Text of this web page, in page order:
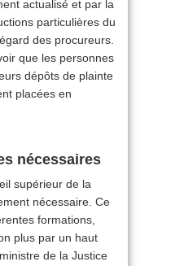
actualisé et par la
particulières du
des procureurs.
que les personnes
dépôts de plainte
placées en
nécessaires
supérieur de la
nécessaire. Ce
formations,
plus par un haut
de la Justice